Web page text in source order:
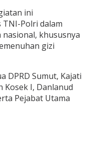
ini
Polri dalam
khususnya
gizi
DPRD Sumut, Kajati
Kosek I, Danlanud
Pejabat Utama